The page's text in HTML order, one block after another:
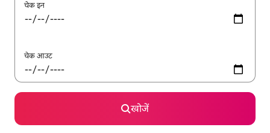
चेक इन
चेक आउट
खोजें